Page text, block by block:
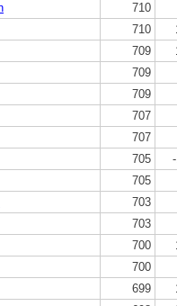
710
710
709
709
709
707
707
705
705
703
703
700
700
699